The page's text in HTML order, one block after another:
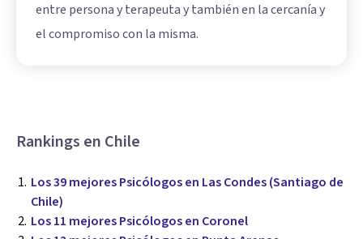
entre persona y terapeuta y también en la cercanía y
el compromiso con la misma.
Rankings en Chile
Los 39 mejores Psicólogos en Las Condes (Santiago de
Chile)
Los 11 mejores Psicólogos en Coronel